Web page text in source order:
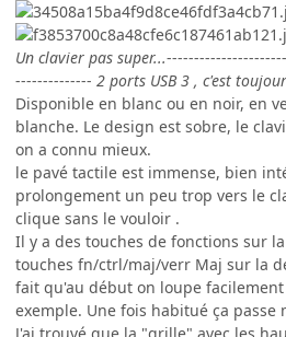
Un clavier pas super...
-------------- 2 ports USB 3 , c'est
Disponible en blanc ou en noir, en
blanche. Le design est sobre, le
on a connu mieux.
le pavé tactile est immense, bien
prolongement un peu trop vers le
clique sans le vouloir .
Il y a des touches de fonctions sur
touches fn/ctrl/maj/verr Maj sur la
fait qu'au début on loupe
exemple. Une fois habitué ça passe